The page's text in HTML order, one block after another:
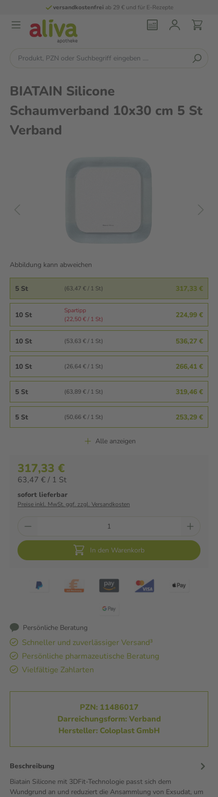
versandkostenfreiab 29 € und für E-Rezepte
BIATAIN Silicone
Schaumverband 10x30 cm 5 St
Verband
Abbildung kann abweichen
10 St
Spartipp
(22,50 € / 1 St)
224,99 €
10 St (53,63 € / 1 St) 536,27 €
10 St (26,64 € / 1 St) 266,41 €
5 St (63,47 € / 1 St) 317,33 €
5 St (63,89 € / 1 St) 319,46 €
5 St (50,66 € / 1 St) 253,29 €
Alle anzeigen
317,33 €
63,47 € / 1 St
sofort lieferbar
Preise inkl. MwSt. ggf. zzgl. Versandkosten
In den Warenkorb
Persönliche Beratung
Schneller und zuverlässiger Versand³
Persönliche pharmazeutische Beratung
Vielfältige Zahlarten
PZN: 11486017
Darreichungsform: Verband
Hersteller: Coloplast GmbH
Beschreibung
Biatain Silicone mit 3DFit-Technologie passt sich dem
Wundgrund an und reduziert die Ansammlung von Exsudat, um